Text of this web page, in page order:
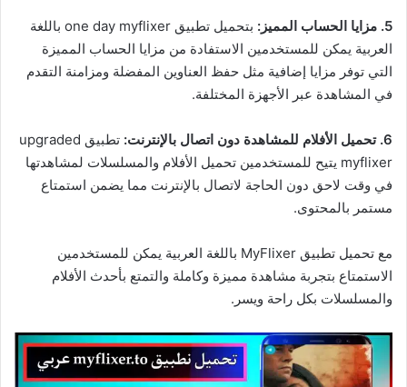
5. مزايا الحساب المميز:
بتحميل تطبيق one day myflixer باللغة
العربية يمكن للمستخدمين الاستفادة من مزايا الحساب المميزة
التي توفر مزايا إضافية مثل حفظ العناوين المفضلة ومزامنة التقدم
في المشاهدة عبر الأجهزة المختلفة.
6. تحميل الأفلام للمشاهدة دون اتصال بالإنترنت:
تطبيق upgraded
myflixer يتيح للمستخدمين تحميل الأفلام والمسلسلات لمشاهدتها
في وقت لاحق دون الحاجة لاتصال بالإنترنت مما يضمن استمتاع
مستمر بالمحتوى.
مع تحميل تطبيق MyFlixer باللغة العربية يمكن للمستخدمين
الاستمتاع بتجربة مشاهدة مميزة وكاملة والتمتع بأحدث الأفلام
والمسلسلات بكل راحة ويسر.